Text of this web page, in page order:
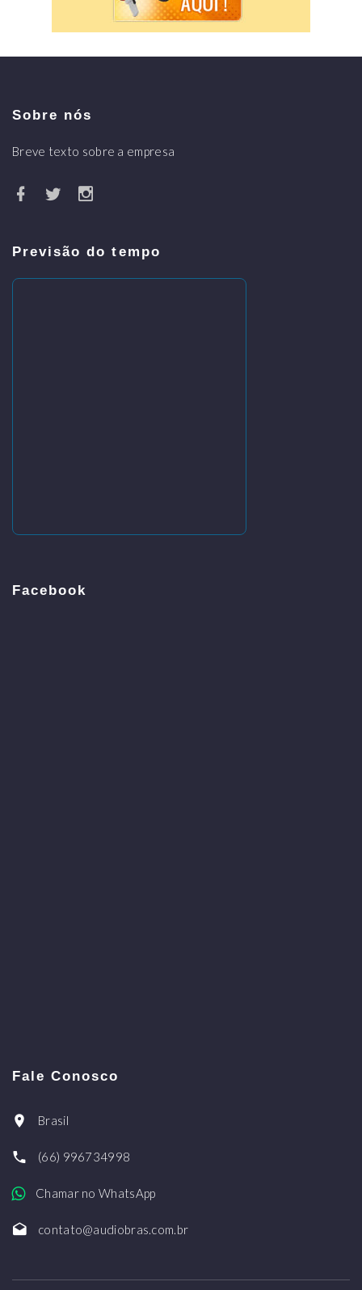
Sobre nós
Breve texto sobre a empresa
Previsão do tempo
Facebook
Fale Conosco
Brasil
(66) 996734998
Chamar no WhatsApp
contato@audiobras.com.br